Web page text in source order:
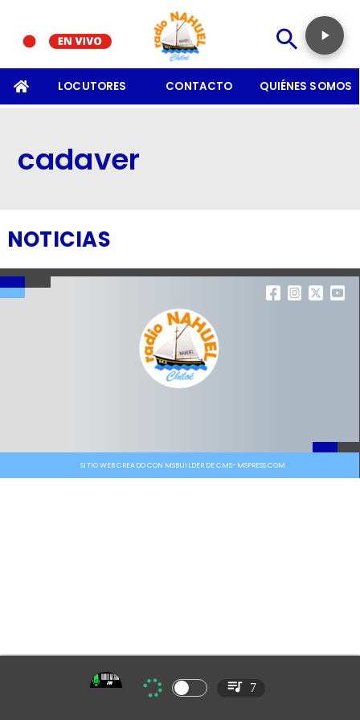
LOCUTORES CONTACTO QUIÉNES SOMOS
cadaver
NOTICIAS
SITIO WEB CREADO CON MSBUILDER DE CMS-MSPRESS.COM
7